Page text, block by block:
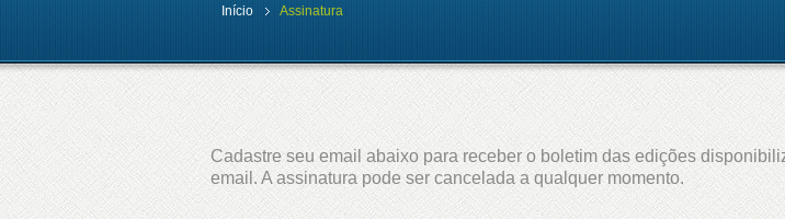
Início Assinatura
Cadastre seu email abaixo para receber o boletim das edições
email. A assinatura pode ser cancelada a qualquer momento.